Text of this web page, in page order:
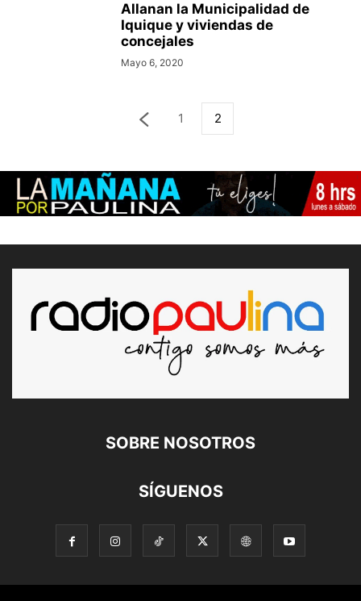
Allanan la Municipalidad de
Iquique y viviendas de
concejales
Mayo 6, 2020
1 2
SOBRE NOSOTROS
SÍGUENOS